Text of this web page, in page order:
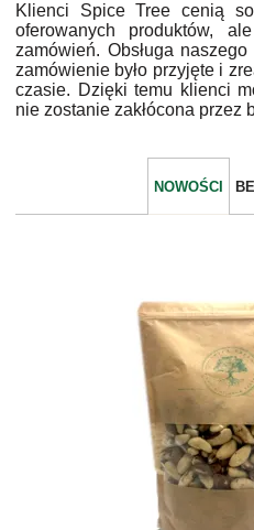
Klienci Spice Tree cenią
oferowanych produktów,
zamówień. Obsługa
zamówienie było przyjęte i
czasie. Dzięki temu klienci
nie zostanie zakłócona przez
NOWOŚCI